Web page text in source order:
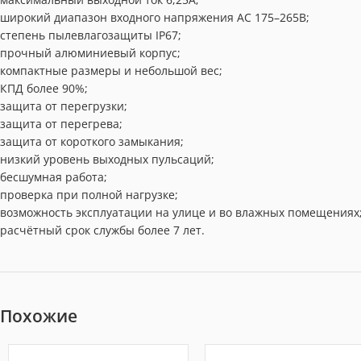
широкий диапазон входного напряжения AC 175–265В;
степень пылевлагозащиты IP67;
прочный алюминиевый корпус;
компактные размеры и небольшой вес;
КПД более 90%;
защита от перегрузки;
защита от перегрева;
защита от короткого замыкания;
низкий уровень выходных пульсаций;
бесшумная работа;
проверка при полной нагрузке;
возможность эксплуатации на улице и во влажных
расчётный срок службы более 7 лет.
Похожие